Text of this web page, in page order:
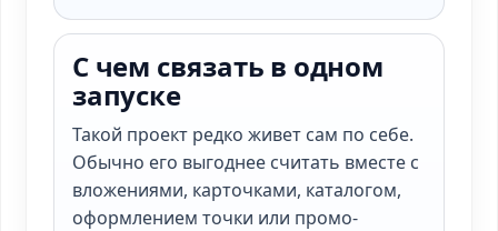
С чем связать в одном
запуске
Такой проект редко живет сам по себе.
Обычно его выгоднее считать вместе с
вложениями, карточками, каталогом,
оформлением точки или промо-